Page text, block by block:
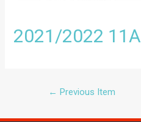
2021/2022 11A
← Previous Item